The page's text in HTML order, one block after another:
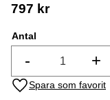
797 kr
Antal
+
-
Lägg till i favoriter